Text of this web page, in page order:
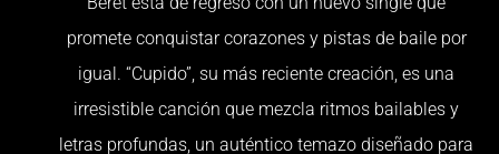
promete conquistar corazones y pistas de baile por
igual. “Cupido”, su más reciente creación, es una
irresistible canción que mezcla ritmos bailables y
letras profundas, un auténtico temazo diseñado para